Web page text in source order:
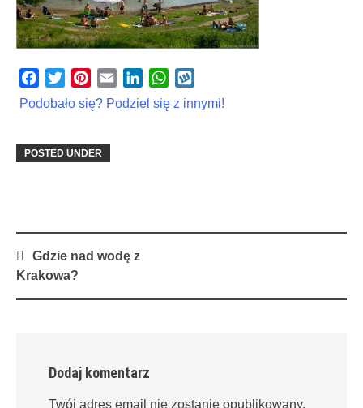
Facebook
TwitterPinterest
Email LinkedInWhatsApp
Podobało się? Podziel się z innymi!
POSTED UNDER
Post
navigation
Gdzie nad wodę z
Krakowa?
Dodaj komentarz
Twój adres email nie zostanie opublikowany.